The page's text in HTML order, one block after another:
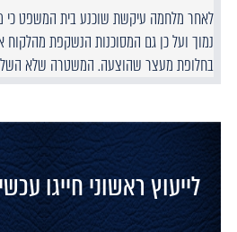
לאחר מלחמה עיקשת שוכנע בית המשפט כי
נמוך ועל כן גם המסוכנות הנשקפת מהלקוח
בחלופת מעצר שהוצעה. המשטרה שלא
לייעוץ ראשוני חייגו עכשיו: 054-